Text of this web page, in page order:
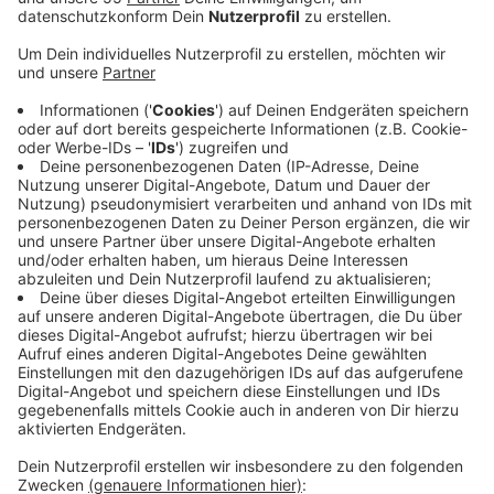
Anzeige
Belebte Bürogebäude wurden sich auch positiv auf
umliegende Geschäfte und Restaurants auswirken.
Außerdem seien beide Häuser gut mit den
öffentlichen Verkehrsmitteln erreichbar - und auch die
Parksituation sei in unmittelbarer Nähe geregelt, heißt
es von der FDP. Allem voran könnte sich die Stadt
Krefeld aber einen Rathaus-Neubau auf dem
Theaterplatz sparen. Genau das ist bei der Stadt
aktuell noch im Gespräch. Einen Umzug der Krefelder
Stadtverwaltung hin zum Neumarkt bzw. der
Rheinstraße wird auch von der Taskforce Innenstadt
zumindest in Betracht gezogen. Näher wolle man die